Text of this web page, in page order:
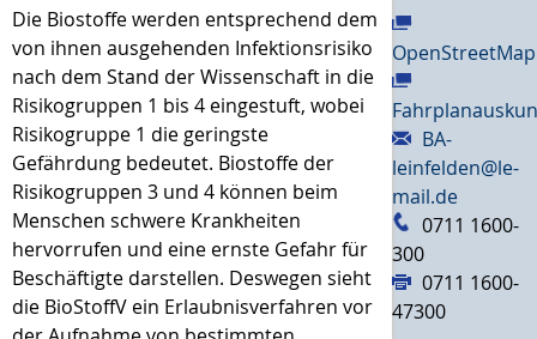
Die Biostoffe werden entsprechend dem
von ihnen ausgehenden Infektionsrisiko
nach dem Stand der Wissenschaft in die
Risikogruppen 1 bis 4 eingestuft, wobei
Risikogruppe 1 die geringste
Gefährdung bedeutet. Biostoffe der
Risikogruppen 3 und 4 können beim
Menschen schwere Krankheiten
hervorrufen und eine ernste Gefahr für
Beschäftigte darstellen. Deswegen sieht
die BioStoffV ein Erlaubnisverfahren vor
OpenStreetMap
BA-
leinfelden@le-
mail.de
0711 1600-
300
0711 1600-
47300